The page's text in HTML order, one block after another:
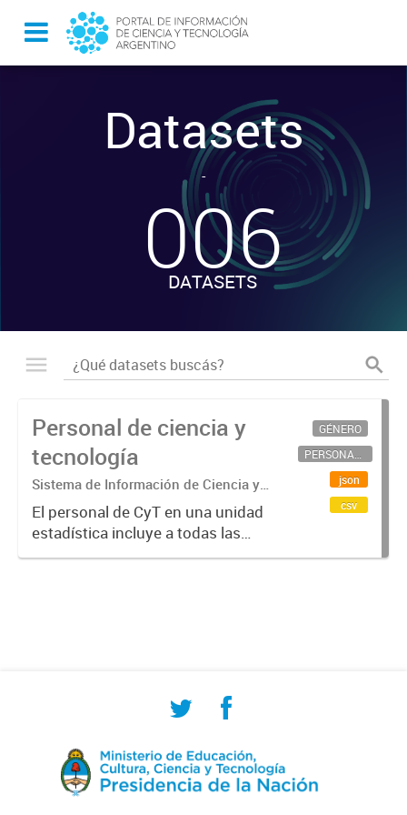
Datasets
-
006
DATASETS
Personal de ciencia y
tecnología
Sistema de Información de Ciencia y
Tecnología Argentino (SICYTAR)
El personal de CyT en una unidad
estadística incluye a todas las
personas involucradas
GÉNERO
PERSONAL CIENTÍFICO-TECNOLÓGICO
json
csv